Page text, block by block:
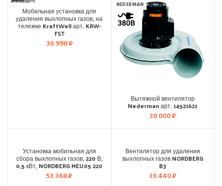
Мобильная установка для
удаления выхлопных газов, на
тележке KraftWell арт. KRW-
FST
36 990₽
NEDERMAN
Вытяжной вентилятор
Nederman арт. 14521621
30 000₽
Установка мобильная для
сбора выхлопных газов, 220 В,
0,5 кВт, NORDBERG MEU05 220
53 368₽
Вентилятор для удаления
выхлопных газов NORDBERG
B3
30 440₽